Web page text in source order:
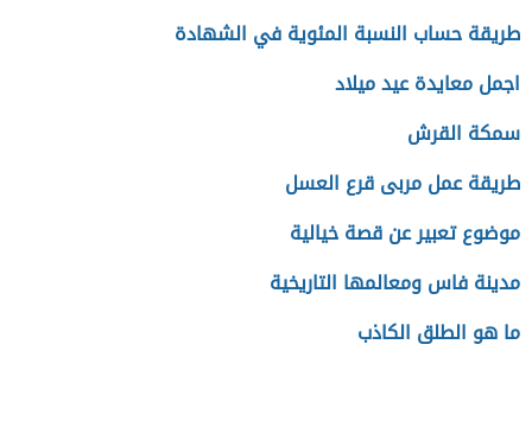
طريقة حساب النسبة المئوية في الشهادة
اجمل معايدة عيد ميلاد
سمكة القرش
طريقة عمل مربى قرع العسل
موضوع تعبير عن قصة خيالية
مدينة فاس ومعالمها التاريخية
ما هو الطلق الكاذب